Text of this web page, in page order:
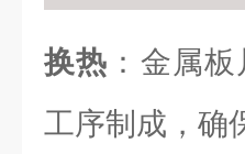
换热 ：金属
工序制成，确